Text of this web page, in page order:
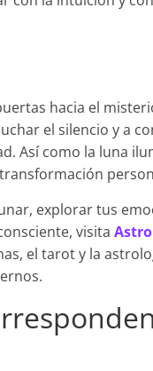
hacia el
el silencio y a
Así como la luna
explorar tus
visita
el tarot y la